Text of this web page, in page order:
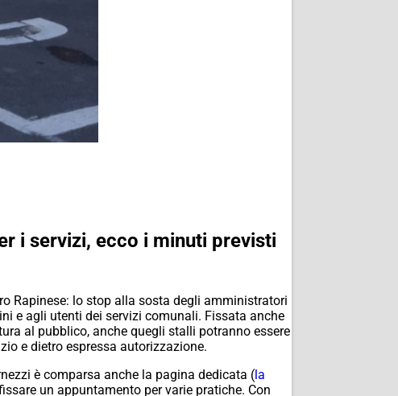
i servizi, ecco i minuti previsti
Rapinese: lo stop alla sosta degli amministratori
e agli utenti dei servizi comunali. Fissata anche
al pubblico, anche quegli stalli potranno essere
e dietro espressa autorizzazione.
è comparsa anche la pagina dedicata (la
un appuntamento per varie pratiche. Con